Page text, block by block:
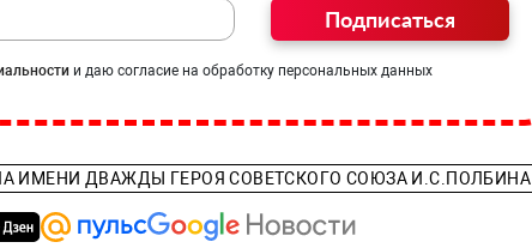
Подписаться
и даю согласие на обработку персональных данных
ИМЕНИ ДВАЖДЫ ГЕРОЯ СОВЕТСКОГО СОЮЗА И.С.ПОЛБИНА